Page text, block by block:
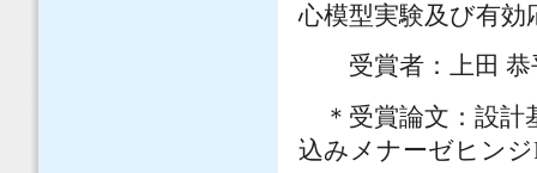
心模型実験及び有効
受賞者：上田 恭
＊受賞論文：設計
込みメナーゼヒン